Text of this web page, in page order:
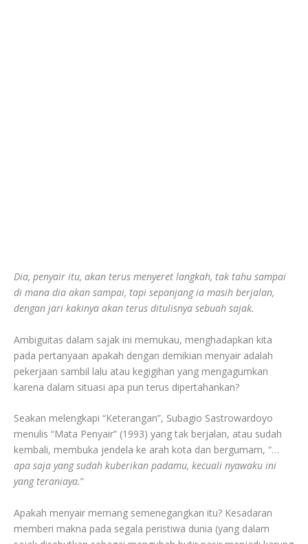
Dia, penyair itu, akan terus menyeret langkah, tak tahu sampai
di mana dia akan sampai, tapi sepanjang ia masih berjalan,
dengan jari kakinya akan terus ditulisnya sebuah sajak.
Ambiguitas dalam sajak ini memukau, menghadapkan kita
pada pertanyaan apakah dengan demikian menyair adalah
pekerjaan sambil lalu atau kegigihan yang mengagumkan
karena dalam situasi apa pun terus dipertahankan?
Seakan melengkapi “Keterangan”, Subagio Sastrowardoyo
menulis “Mata Penyair” (1993) yang tak berjalan, atau sudah
kembali, membuka jendela ke arah kota dan bergumam, “…
apa saja yang sudah kuberikan padamu, kecuali nyawaku ini
yang teraniaya.”
Apakah menyair memang semenegangkan itu? Kesadaran
memberi makna pada segala peristiwa dunia (yang dalam